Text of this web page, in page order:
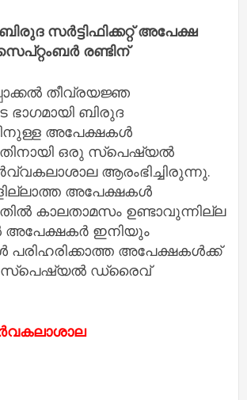
സർട്ടിഫിക്കറ്റ് അപേക്ഷ
രണ്ടിന്
തീവ്രയജ്ഞ
ഭാഗമായി ബിരുദ
അപേക്ഷകൾ
ഒരു സ്‌പെഷ്യൽ
ആരംഭിച്ചിരുന്നു.
അപേക്ഷകൾ
കാലതാമസം ഉണ്ടാവുന്നില്ല
അപേക്ഷകർ ഇനിയും
അപേക്ഷകൾക്ക്
സ്‌പെഷ്യൽ ഡ്രൈവ്